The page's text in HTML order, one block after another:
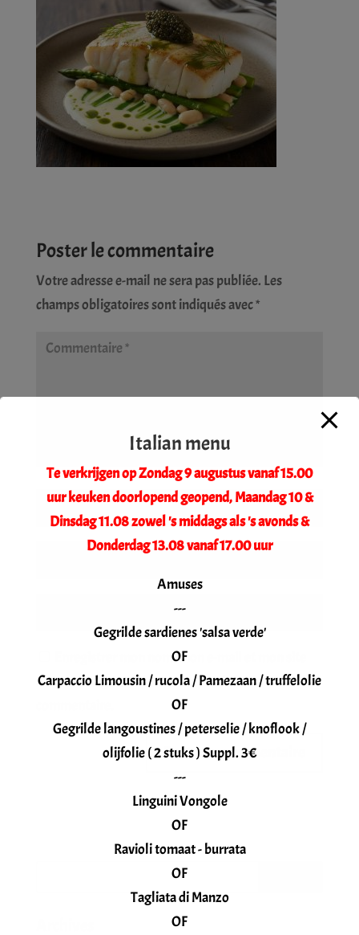
Poster le commentaire
Votre adresse e-mail ne sera pas publiée. Les
champs obligatoires sont indiqués avec*
Enregistrer mon nom, mon e-mail et mon site
dans le navigateur pour mon prochain
Italian menu
Te verkrijgen op Zondag 9 augustus vanaf 15.00
uur keuken doorlopend geopend, Maandag 10 &
Dinsdag 11.08 zowel 's middags als 's avonds &
Donderdag 13.08 vanaf 17.00 uur
Amuses
---
Gegrilde sardienes 'salsa verde'
OF
Carpaccio Limousin / rucola / Pamezaan / truffelolie
OF
Gegrilde langoustines / peterselie / knoflook /
olijfolie ( 2 stuks ) Suppl. 3€
---
Linguini Vongole
OF
Ravioli tomaat - burrata
OF
Tagliata di Manzo
OF